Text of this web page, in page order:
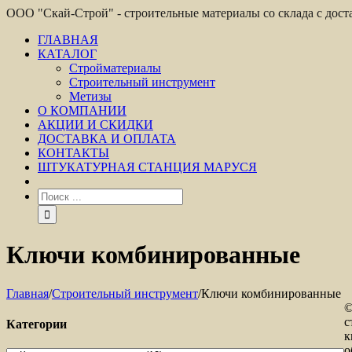
ООО "Скай-Строй" - строительные материалы со склада с
ГЛАВНАЯ
КАТАЛОГ
Стройматериалы
Строительный инструмент
Метизы
О КОМПАНИИ
АКЦИИ И СКИДКИ
ДОСТАВКА И ОПЛАТА
КОНТАКТЫ
ШТУКАТУРНАЯ СТАНЦИЯ МАРУСЯ
Ключи комбинированные
Главная/Строительный инструмент/Ключи комбинированные
Категории